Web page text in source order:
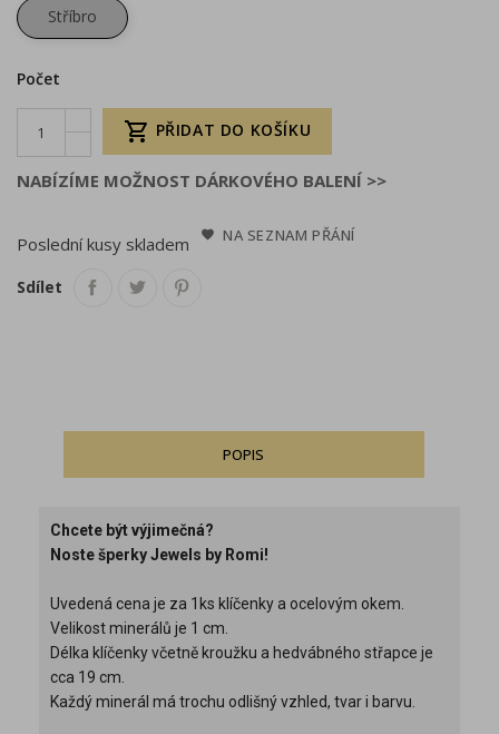
Stříbro
Počet
 PŘIDAT DO KOŠÍKU
NABÍZÍME MOŽNOST DÁRKOVÉHO BALENÍ >>
Poslední kusy skladem NA SEZNAM PŘÁNÍ
Sdílet
POPIS
Chcete být výjimečná?
Noste šperky Jewels by Romi!
Uvedená cena je za 1ks klíčenky a ocelovým okem.
Velikost minerálů je 1 cm.
Délka klíčenky včetně kroužku a hedvábného střapce je
cca 19 cm.
Každý minerál má trochu odlišný vzhled, tvar i barvu.